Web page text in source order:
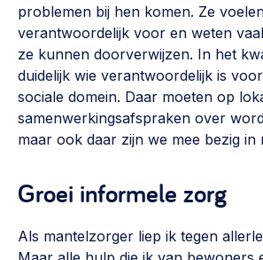
problemen bij hen komen. Ze
verantwoordelijk voor en weten
ze kunnen doorverwijzen. In het
duidelijk wie verantwoordelijk is
sociale domein. Daar moeten op
samenwerkingsafspraken over
maar ook daar zijn we mee bezig in
Groei informele zorg
Als mantelzorger liep ik tegen